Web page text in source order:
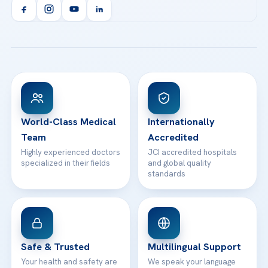
Orthopedics & Traumatology
Acibadem Kartal Hospital
Health Library
Patient Rights
Contact
info@acibademhealthpoint.com
Email us
WhatsApp Support
World-Class Medical
Team
Highly experienced doctors
specialized in their fields
Internationally
Accredited
JCI accredited hospitals
and global quality
standards
Safe & Trusted
Your health and safety are
Multilingual Support
We speak your language